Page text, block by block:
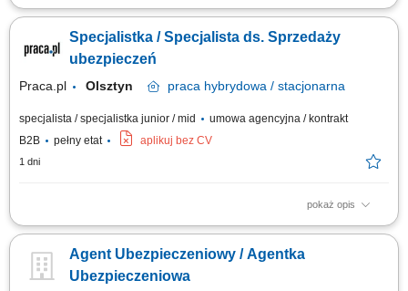
Zakres obowiązków: Budowanie i rozwijanie relacji z klientami; Analiza
Prowadzenie spotkań online i stacjonarnych; Rozwijanie własnego
portfela klientów; Aktywne pozyskiwanie nowych kontaktów biznesowych;
Specjalistka / Specjalista ds. Sprzedaży
ubezpieczeń
Praca.pl Olsztyn praca hybrydowa / stacjonarna
specjalista / specjalistka junior / mid
umowa agencyjna / kontrakt
B2B
pełny etat aplikuj bez CV
1 dni
pokaż opis
Zadania Tworzenie i pielęgnowanie trwałych więzi biznesowych.
dedykowanych rozwiązań polisowych. Organizowanie oraz prowadzenie
prezentacji i konsultacji w trybie online oraz stacjonarnie. Samodzielne
Agent Ubezpieczeniowy / Agentka
Ubezpieczeniowa